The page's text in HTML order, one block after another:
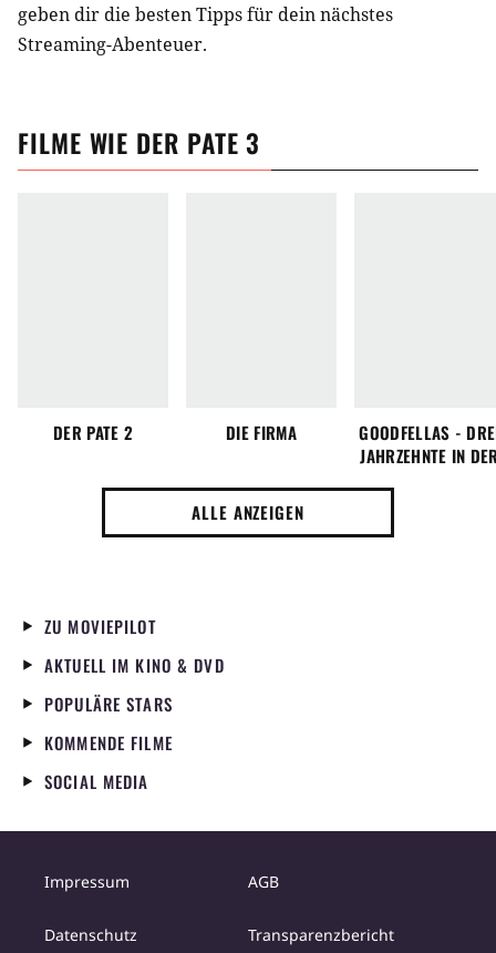
geben dir die besten Tipps für dein nächstes
Streaming-Abenteuer.
FILME WIE DER PATE 3
DER PATE 2 DIE FIRMA
GOODFELLAS -
JAHRZEHNTE IN
ALLE ANZEIGEN
ZU MOVIEPILOT
AKTUELL IM KINO & DVD
POPULÄRE STARS
KOMMENDE FILME
SOCIAL MEDIA
Impressum AGB
Datenschutz Transparenzbericht